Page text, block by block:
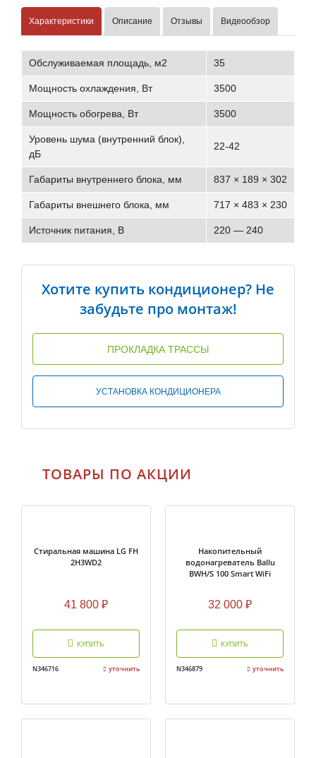
Характеристики Описание Отзывы Видеообзор
Обслуживаемая площадь, м2 35
Мощность охлаждения, Вт 3500
Мощность обогрева, Вт 3500
Уровень шума (внутренний блок),
дБ
22-42
Габариты внутреннего блока, мм 837 × 189 × 302
Габариты внешнего блока, мм 717 × 483 × 230
Источник питания, В 220 — 240
Хотите купить кондиционер? Не
забудьте про монтаж!
ПРОКЛАДКА ТРАССЫ
УСТАНОВКА КОНДИЦИОНЕРА
ТОВАРЫ ПО АКЦИИ
Стиральная машина LG FH
2H3WD2
41 800 ₽
КУПИТЬ
N346716 уточнить
Накопительный
водонагреватель Ballu
BWH/S 100 Smart WiFi
32 000 ₽
КУПИТЬ
N346879 уточнить